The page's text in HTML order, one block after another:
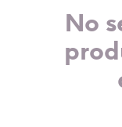
No